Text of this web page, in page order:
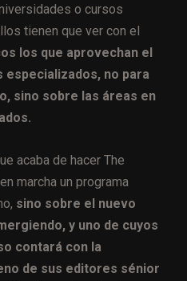
o cursos
tienen que ver con el
los que aprovechan el
no para
sino sobre las áreas en
acaba de hacer The
marcha un programa
sino sobre el nuevo
y uno de cuyos
contará con la
de sus editores sénior